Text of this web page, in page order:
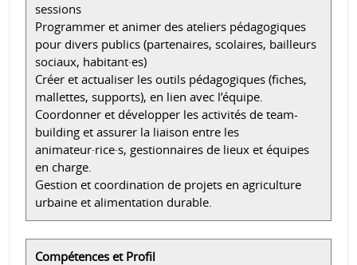
sessions
Programmer et animer des ateliers pédagogiques
pour divers publics (partenaires, scolaires, bailleurs
sociaux, habitant·es)
Créer et actualiser les outils pédagogiques (fiches,
mallettes, supports), en lien avec l’équipe.
Coordonner et développer les activités de team-
building et assurer la liaison entre les
animateur·rice·s, gestionnaires de lieux et équipes
en charge.
Gestion et coordination de projets en agriculture
urbaine et alimentation durable.
Compétences et Profil